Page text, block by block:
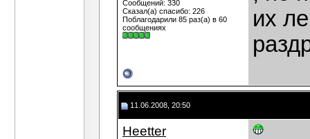
Сообщений: 330
Сказал(а) спасибо: 226
Поблагодарили 85 раз(а) в 60
сообщениях
их
11.06.2008, 20:50
Heetter